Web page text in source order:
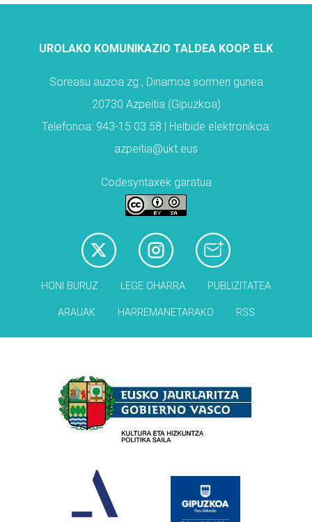
UROLAKO KOMUNIKAZIO TALDEA KOOP. ELK
Soreasu auzoa zg., Dinamoa sormen gunea
20730 Azpeitia (Gipuzkoa)
Telefonoa: 943-15 03 58 | Helbide elektronikoa:
azpeitia@ukt.eus
Codesyntaxek garatua
HONI BURUZ LEGE OHARRA PUBLIZITATEA
ARAUAK HARREMANETARAKO RSS